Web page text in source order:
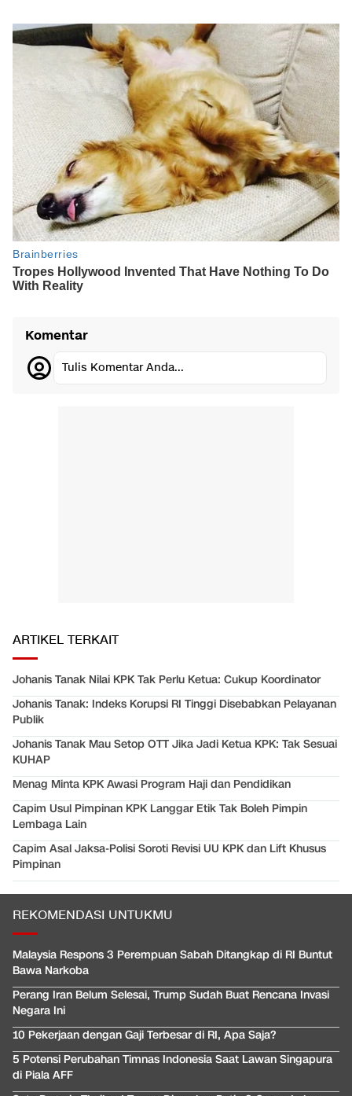
Komentar
Tulis Komentar Anda...
ARTIKEL TERKAIT
Johanis Tanak Nilai KPK Tak Perlu Ketua: Cukup Koordinator
Johanis Tanak: Indeks Korupsi RI Tinggi Disebabkan Pelayanan
Publik
Johanis Tanak Mau Setop OTT Jika Jadi Ketua KPK: Tak Sesuai
KUHAP
Menag Minta KPK Awasi Program Haji dan Pendidikan
Capim Usul Pimpinan KPK Langgar Etik Tak Boleh Pimpin
Lembaga Lain
Capim Asal Jaksa-Polisi Soroti Revisi UU KPK dan Lift Khusus
Pimpinan
REKOMENDASI UNTUKMU
Malaysia Respons 3 Perempuan Sabah Ditangkap di RI Buntut
Bawa Narkoba
Perang Iran Belum Selesai, Trump Sudah Buat Rencana Invasi
Negara Ini
10 Pekerjaan dengan Gaji Terbesar di RI, Apa Saja?
5 Potensi Perubahan Timnas Indonesia Saat Lawan Singapura
di Piala AFF